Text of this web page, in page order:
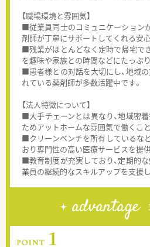
【職場環境と雰囲気】
■従業員同士のコミュニケーション
剤師が丁寧にサポートしてくれる安
■残業がほとんどなく定時で帰宅で
を趣味や家族との時間などにたっぷ
■患者様との対話を大切にし、地域
れている薬剤師が多数活躍中です。
【法人特徴について】
■大手チェーンとは異なり、地域密
ためアットホームな雰囲気で働くこ
■クリーンベンチを所有しているな
おり専門性の高い医療サービスを提
■教育制度が充実しており、定期的
業員の継続的なスキルアップを支援
advantage